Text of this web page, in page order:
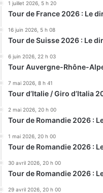
1 juillet 2026, 5 h 20
Tour de France 2026 : Le
16 juin 2026, 5 h 08
Tour de Suisse 2026 : Le
6 juin 2026, 22 h 03
Tour Auvergne-Rhône-
7 mai 2026, 8 h 41
Tour d’Italie / Giro d’Italia
2 mai 2026, 20 h 00
Tour de Romandie 2026 :
1 mai 2026, 20 h 00
Tour de Romandie 2026 :
30 avril 2026, 20 h 00
Tour de Romandie 2026 :
29 avril 2026, 20 h 00